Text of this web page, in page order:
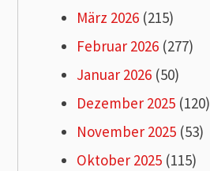
März 2026 (215)
Februar 2026 (277)
Januar 2026 (50)
Dezember 2025 (120)
November 2025 (53)
Oktober 2025 (115)